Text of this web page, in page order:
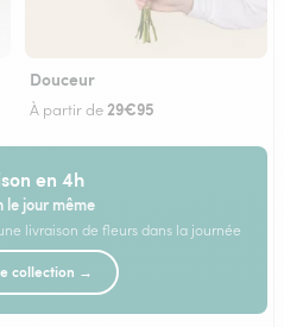
Douceur
À partir de 29€95
en 4h
le jour même
livraison de fleurs dans la journée
collection →